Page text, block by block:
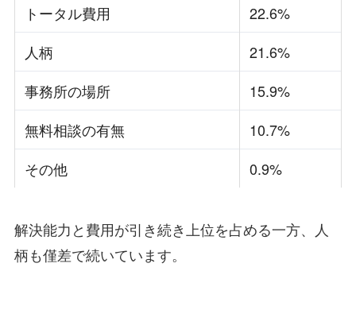
トータル費用
22.6%
人柄
21.6%
事務所の場所
15.9%
無料相談の有無
10.7%
その他
0.9%
解決能力と費用が引き続き上位を占める一方、人
柄も僅差で続いています。